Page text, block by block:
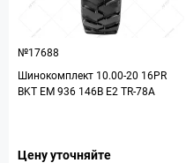
№17688
Шинокомплект 10.00-20 16PR
BKT EM 936 146B E2 TR-78A
Цену уточняйте